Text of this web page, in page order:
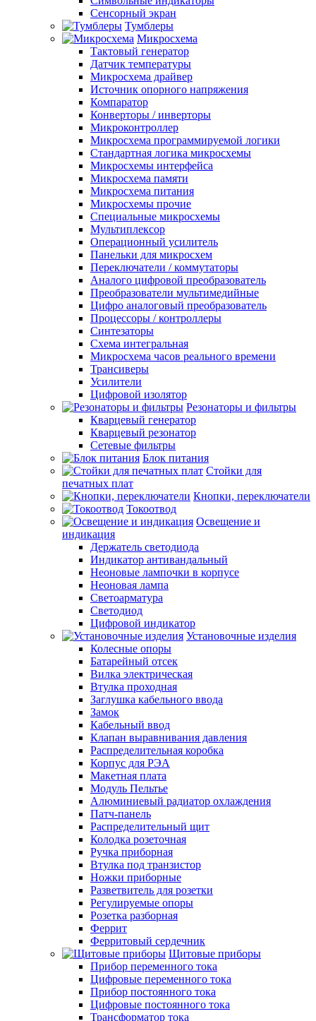
Сенсорный экран
Тумблеры
Микросхема
Тактовый генератор
Датчик температуры
Микросхема драйвер
Источник опорного напряжения
Компаратор
Конверторы / инверторы
Микроконтроллер
Микросхема программируемой логики
Стандартная логика микросхемы
Микросхемы интерфейса
Микросхема памяти
Микросхема питания
Микросхемы прочие
Специальные микросхемы
Мультиплексор
Операционный усилитель
Панельки для микросхем
Переключатели / коммутаторы
Аналого цифровой преобразователь
Преобразователи мультимедийные
Цифро аналоговый преобразователь
Процессоры / контроллеры
Синтезаторы
Схема интегральная
Микросхема часов реального времени
Трансиверы
Усилители
Цифровой изолятор
Резонаторы и фильтры
Кварцевый генератор
Кварцевый резонатор
Сетевые фильтры
Блок питания
Стойки для
печатных плат
Кнопки, переключатели
Токоотвод
Освещение и
индикация
Держатель светодиода
Индикатор антивандальный
Неоновые лампочки в корпусе
Неоновая лампа
Светоарматура
Светодиод
Цифровой индикатор
Установочные изделия
Колесные опоры
Батарейный отсек
Вилка электрическая
Втулка проходная
Заглушка кабельного ввода
Замок
Кабельный ввод
Клапан выравнивания давления
Распределительная коробка
Корпус для РЭА
Макетная плата
Модуль Пельтье
Алюминиевый радиатор охлаждения
Патч-панель
Распределительный щит
Колодка розеточная
Ручка приборная
Втулка под транзистор
Ножки приборные
Разветвитель для розетки
Регулируемые опоры
Розетка разборная
Феррит
Ферритовый сердечник
Щитовые приборы
Прибор переменного тока
Цифровые переменного тока
Прибор постоянного тока
Цифровые постоянного тока
Трансформатор тока